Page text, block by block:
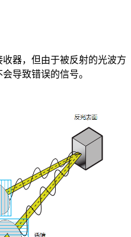
器，但由于被反射的光波方
导致错误的信号。